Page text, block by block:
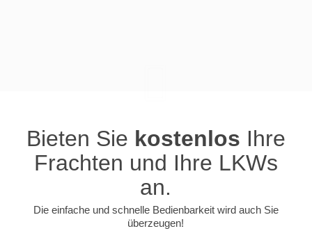
Bieten Sie kostenlos Ihre
Frachten und Ihre LKWs
an.
Die einfache und schnelle Bedienbarkeit wird auch Sie
überzeugen!